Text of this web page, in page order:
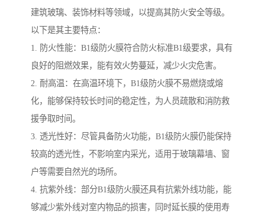
建筑玻璃、装饰材料等领域，以提高其防火安全等级。
以下是其主要特点：
1. 防火性能：B1级防火膜符合防火标准B1级要求，具有
良好的阻燃效果，能有效火势蔓延，减少火灾危害。
2. 耐高温：在高温环境下，B1级防火膜不易燃烧或熔
化，能够保持较长时间的稳定性，为人员疏散和消防救
援争取时间。
3. 透光性好：尽管具备防火功能，B1级防火膜仍能保持
较高的透光性，不影响室内采光，适用于玻璃幕墙、窗
户等需要自然光的场所。
4. 抗紫外线：部分B1级防火膜还具有抗紫外线功能，能
够减少紫外线对室内物品的损害，同时延长膜的使用寿